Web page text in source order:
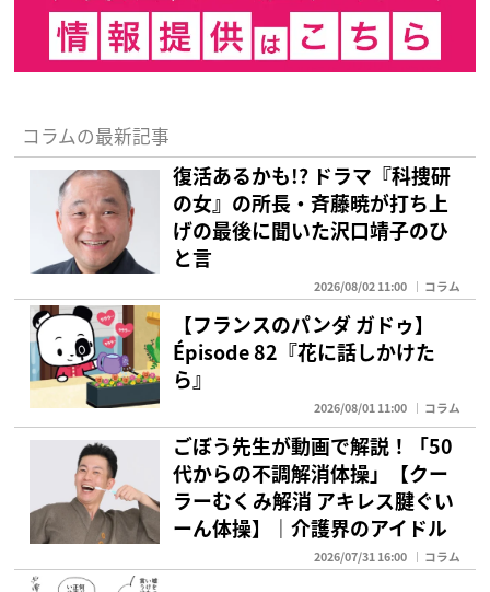
コラムの最新記事
復活あるかも!? ドラマ『科捜研
の女』の所長・斉藤暁が打ち上
げの最後に聞いた沢口靖子のひ
と言
2026/08/02 11:00 コラム
【フランスのパンダ ガドゥ】
Épisode 82『花に話しかけた
ら』
2026/08/01 11:00 コラム
ごぼう先生が動画で解説！「50
代からの不調解消体操」【クー
ラーむくみ解消 アキレス腱ぐい
ーん体操】｜介護界のアイドル
2026/07/31 16:00 コラム